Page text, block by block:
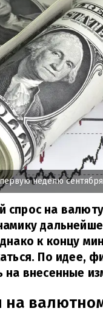
неделю сентября
на
к концу
По идее,
на внесенные
на